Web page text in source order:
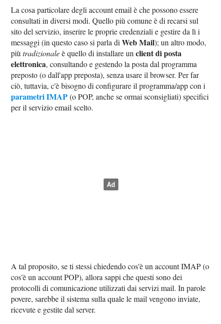
La cosa particolare degli account email è che possono essere
consultati in diversi modi. Quello più comune è di recarsi sul
sito del servizio, inserire le proprie credenziali e gestire da lì i
messaggi (in questo caso si parla diWeb Mail); un altro modo,
piùtradizionaleè quello di installare unclient di posta
elettronica, consultando e gestendo la posta dal programma
preposto (o dall'app preposta), senza usare il browser. Per far
ciò, tuttavia, c'è bisogno di configurare il programma/app con i
parametri IMAP(o POP, anche se ormai sconsigliati) specifici
per il servizio email scelto.
A tal proposito, se ti stessi chiedendo cos'è un account IMAP (o
cos'è un account POP), allora sappi che questi sono dei
protocolli di comunicazione utilizzati dai servizi mail. In parole
povere, sarebbe il sistema sulla quale le mail vengono inviate,
ricevute e gestite dal server.